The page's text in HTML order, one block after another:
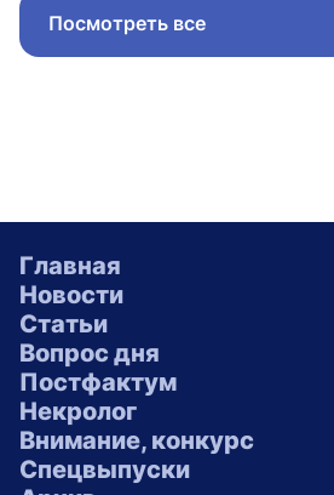
Посмотреть все
Главная
Новости
Статьи
Вопрос дня
Постфактум
Некролог
Внимание, конкурс
Спецвыпуски